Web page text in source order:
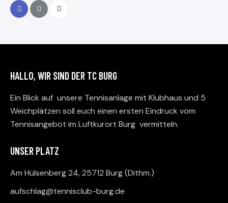
HALLO, WIR SIND DER TC BURG
Ein Blick auf unsere Tennisanlage mit Klubhaus und 5
Weichplätzen soll euch einen ersten Eindruck vom
Tennisangebot im Luftkurort Burg vermitteln.
UNSER PLATZ
Am Hülsenberg 24, 25712 Burg (Dithm.)
aufschlag@tennisclub-burg.de